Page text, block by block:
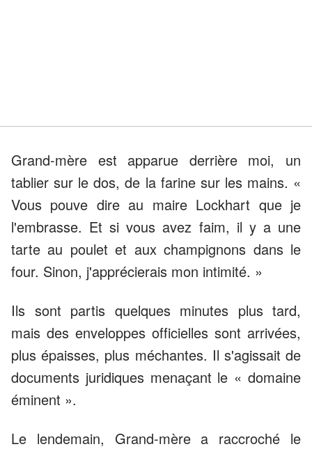
Grand-mère est apparue derrière moi, un
tablier sur le dos, de la farine sur les mains. «
Vous pouve dire au maire Lockhart que je
l'embrasse. Et si vous avez faim, il y a une
tarte au poulet et aux champignons dans le
four. Sinon, j'apprécierais mon intimité. »
Ils sont partis quelques minutes plus tard,
mais des enveloppes officielles sont arrivées,
plus épaisses, plus méchantes. Il s'agissait de
documents juridiques menaçant le « domaine
éminent ».
Le lendemain, Grand-mère a raccroché le